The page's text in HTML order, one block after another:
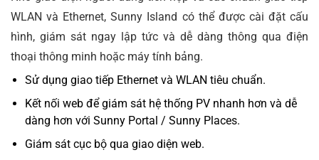
WLAN và Ethernet, Sunny Island có thể được cài đặt cấu
hình, giám sát ngay lập tức và dễ dàng thông qua điện
thoại thông minh hoặc máy tính bảng.
Sử dụng giao tiếp Ethernet và WLAN tiêu chuẩn.
Kết nối web để giám sát hệ thống PV nhanh hơn và dễ
dàng hơn với Sunny Portal / Sunny Places.
Giám sát cục bộ qua giao diện web.